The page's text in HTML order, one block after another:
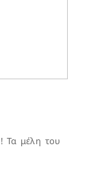
Τα μέλη του